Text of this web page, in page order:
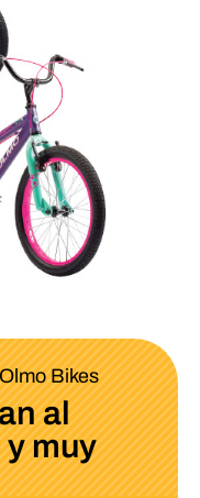
Bikes
al
muy